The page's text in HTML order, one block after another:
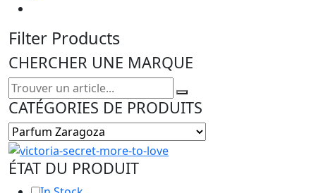
Filter Products
CHERCHER UNE MARQUE
CATÉGORIES DE PRODUITS
ÉTAT DU PRODUIT